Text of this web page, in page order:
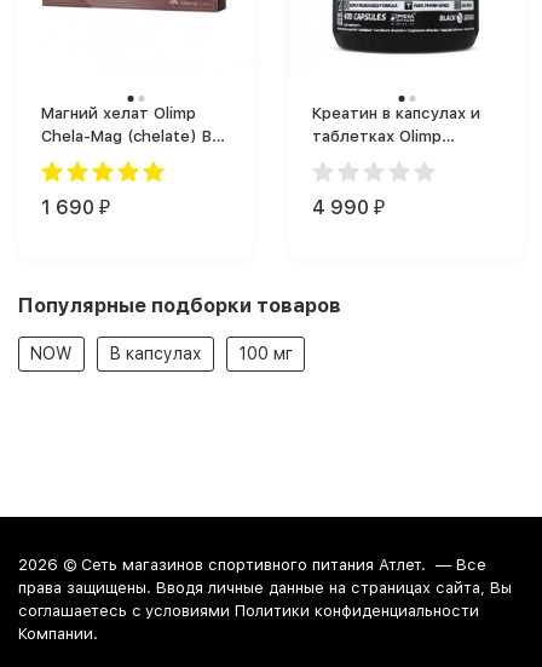
Магний хелат Olimp
Chela-Mag (chelate) B6
Forte (Форте), большая
упаковка (60 капс.)
1 690 ₽
Креатин в капсулах и
таблетках Olimp
Creatine Mega Caps
(400 капс.)
4 990 ₽
Популярные подборки товаров
NOW В капсулах 100 мг
2026 © Сеть магазинов спортивного питания Атлет. — Все
права защищены. Вводя личные данные на страницах сайта, Вы
соглашаетесь c условиями Политики конфиденциальности
Компании.